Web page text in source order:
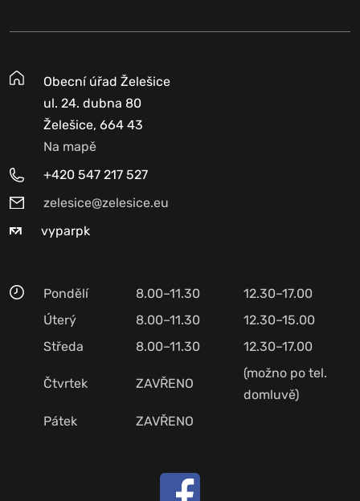
Obecní úřad Želešice
ul. 24. dubna 80
Želešice, 664 43
Na mapě
+420 547 217 527
zelesice@zelesice.eu
vyparpk
Pondělí 8.00–11.30
12.30–17.00
Úterý
8.00–11.30
12.30–15.00
Středa
8.00–11.30 12.30–17.00
Čtvrtek ZAVŘENO
(možno po tel.
domluvě)
Pátek
ZAVŘENO